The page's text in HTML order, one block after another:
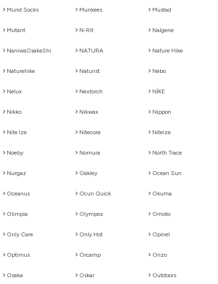
Mund Socks Munkees Mustad
Mutant N-Rit Nalgene
NaniwaOsakaShi NATURA Nature Hike
Naturehike Naturist Nebo
Nelux Nextorch NİKE
Nikko Nikwax Nippon
Nite Ize Nitecore Niteize
Noeby Nomura North Trace
Nurgaz Oakley Ocean Sun
Oceanus Ocun Quick Okuma
Olimpia Olympos Omoto
Only Care Only Hot Opinel
Optimus Orcamp Orizo
Osaka Oskar Outdoors